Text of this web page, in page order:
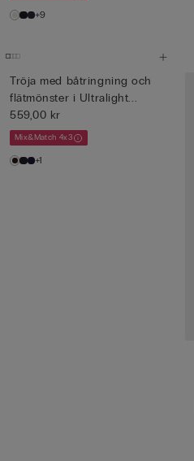
+9
Tröja med båtringning och
flätmönster i Ultralight...
559,00 kr
Mix&Match 4x3
+1